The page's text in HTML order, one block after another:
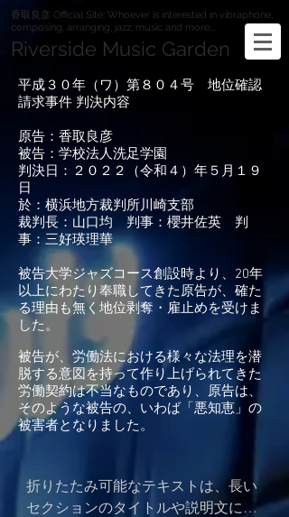
香取良彦 Official Site: Whoever is interested in vibraphone,
composing, arranging, jazz, music and more...
Riverside Music Garden
平成３０年（ワ）第８０４号 地位確認
請求事件 判決内容
原告：香取良彦
被告：学校法人洗足学園
判決日：２０２２（令和４）年５月１９
日
於：横浜地方裁判所川崎支部
裁判長：山口均 判事：櫻井佐英 判
事：三好瑛理華
被告大学ジャズコース創設時より、20年
以上にわたり奉職してきた原告が、確た
る理由も無く地位剥奪・雇止めを受けま
した。
被告が、労働法における様々な法理を潜
脱する意図を持って作り上げられてきた
労働契約は不当なものであり、原告は、
そのような被告の、いわば「悪知恵」の
被害者となりました。
折りたたみ可能なテキストは、長い
セクションのタイトルや説明文に最